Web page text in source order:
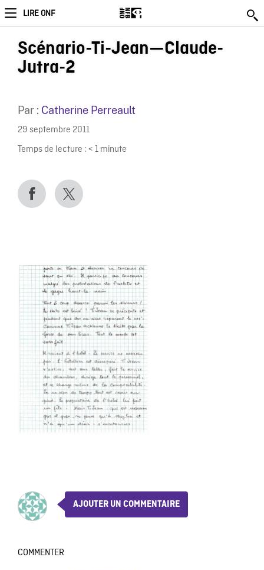
LIRE ONF
Scénario-Ti-Jean—Claude-
Jutra-2
Par : Catherine Perreault
29 septembre 2011
Temps de lecture : < 1 minute
AJOUTER UN COMMENTAIRE
COMMENTER